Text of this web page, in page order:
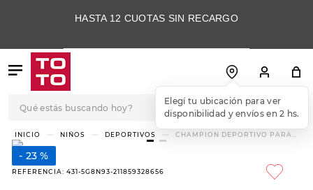
HASTA 12 CUOTAS SIN RECARGO
Elegí tu ubicación para ver
disponibilidad y envíos en 2 hs.
NIÑOS DEPORTIVOS
CHAMPION DEPORTIVO PARA
23 %
REFERENCIA: 431-5G8N93-211859328656
TÉRMINOS MÁS
BUSCADOS
1